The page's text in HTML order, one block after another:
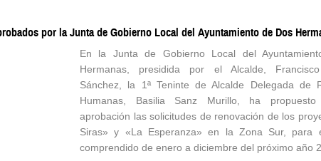
por la Junta de Gobierno Local del Ayuntamiento de Dos
En la Junta de Gobierno Local del
Hermanas, presidida por el Alcalde, Francisco
Sánchez, la 1ª Teninte de Alcalde Delegada de
Humanas, Basilia Sanz Murillo, ha
aprobación las solicitudes de renovación de los
Siras» y «La Esperanza» en la Zona Sur, para
comprendido de enero a diciembre del próximo año